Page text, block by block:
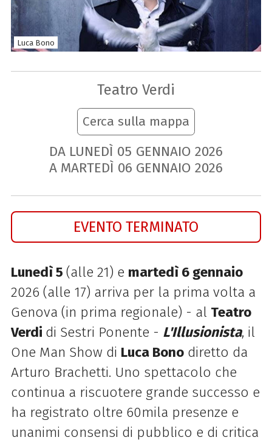
Luca Bono
Teatro Verdi
Cerca sulla mappa
DA LUNEDÌ 05 GENNAIO 2026
A MARTEDÌ 06 GENNAIO 2026
EVENTO TERMINATO
Lunedì 5 (alle 21) e martedì 6 gennaio
2026 (alle 17) arriva per la prima volta a
Genova (in prima regionale) - al Teatro
Verdi di Sestri Ponente - L'Illusionista, il
One Man Show di Luca Bonodiretto da
Arturo Brachetti. Uno spettacolo che
continua a riscuotere grande successo e
ha registrato oltre 60mila presenze e
unanimi consensi di pubblico e di critica